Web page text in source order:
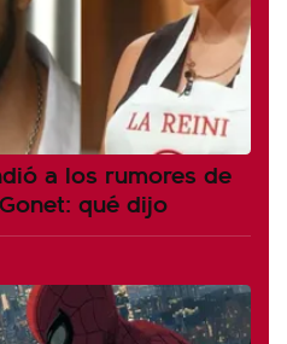
a los rumores de
qué dijo